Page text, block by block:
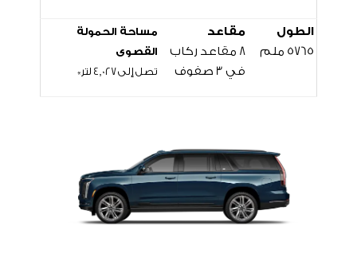
الطول
5765 ملم
مقاعد
في 3 صفوف
مساحة الحمولة
القصوى
تصل إلى4,027 لتر*